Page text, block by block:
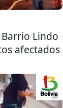
Lindo
afectados